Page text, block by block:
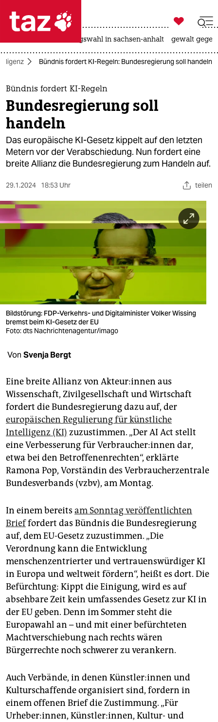
 taz zahl ich
taz zahl ich
themen
politik
öko
gesellschaft
sport
berlin
nord
verlag
veranstaltungen
fragen & hilfe
unterstützen
abo
genossenschaft
epaper login

taz zahl ich
landtagswahl in sachsen-anhalt gewalt
Bündnis fordert KI-Regeln: Bundesregierung soll handeln
Bündnis fordert KI-Regeln
Bundesregierung soll
handeln
Das europäische KI-Gesetz kippelt auf den letzten
Metern vor der Verabschiedung. Nun fordert eine
breite Allianz die Bundesregierung zum Handeln auf.
29.1.2024 18:53 Uhr teilen
Bildstörung: FDP-Verkehrs- und Digitalminister Volker Wissing
bremst beim KI-Gesetz der EU
Foto: dts Nachrichtenagentur/imago
Von Svenja Bergt
Eine breite Allianz von Ak­teu­r:in­nen aus
Wissenschaft, Zivilgesellschaft und Wirtschaft
fordert die Bundesregierung dazu auf, der
europäischen Regulierung für künstliche
Intelligenz (KI) zuzustimmen. „Der AI Act stellt
eine Verbesserung für Ver­brau­che­r:in­nen dar,
etwa bei den Betroffenenrechten“, erklärte
Ramona Pop, Vorständin des Verbraucherzentrale
Bundesverbands (vzbv), am Montag.
In einem bereits am Sonntag veröffentlichten
Brieffordert das Bündnis die Bundesregierung
auf, dem EU-Gesetz zuzustimmen. „Die
Verordnung kann die Entwicklung
menschenzentrierter und vertrauenswürdiger KI
in Europa und weltweit fördern“, heißt es dort. Die
Befürchtung: Kippt die Einigung, wird es auf
absehbare Zeit kein umfassendes Gesetz zur KI in
der EU geben. Denn im Sommer steht die
Europawahl an – und mit einer befürchteten
Machtverschiebung nach rechts wären
Bürgerrechte noch schwerer zu verankern.
Auch Verbände, in denen Künst­le­r:in­nen und
Kulturschaffende organisiert sind, fordern in
einem offenen Brief die Zustimmung. „Für
Urheber:innen, Künstler:innen, Kultur- und